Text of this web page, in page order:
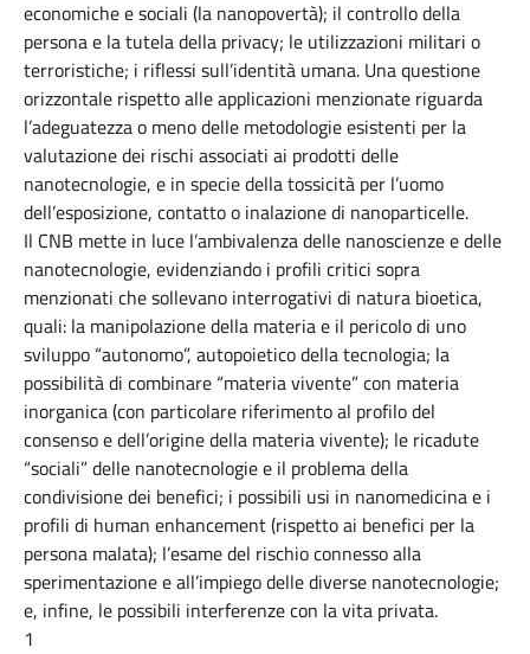
economiche e sociali (la nanopovertà); il controllo della
persona e la tutela della privacy; le utilizzazioni militari o
terroristiche; i riflessi sull’identità umana. Una questione
orizzontale rispetto alle applicazioni menzionate riguarda
l’adeguatezza o meno delle metodologie esistenti per la
valutazione dei rischi associati ai prodotti delle
nanotecnologie, e in specie della tossicità per l’uomo
dell’esposizione, contatto o inalazione di nanoparticelle.
Il CNB mette in luce l’ambivalenza delle nanoscienze e delle
nanotecnologie, evidenziando i profili critici sopra
menzionati che sollevano interrogativi di natura bioetica,
quali: la manipolazione della materia e il pericolo di uno
sviluppo “autonomo”, autopoietico della tecnologia; la
possibilità di combinare “materia vivente” con materia
inorganica (con particolare riferimento al profilo del
consenso e dell’origine della materia vivente); le ricadute
“sociali” delle nanotecnologie e il problema della
condivisione dei benefici; i possibili usi in nanomedicina e i
profili di human enhancement (rispetto ai benefici per la
persona malata); l’esame del rischio connesso alla
sperimentazione e all’impiego delle diverse nanotecnologie;
e, infine, le possibili interferenze con la vita privata.
1